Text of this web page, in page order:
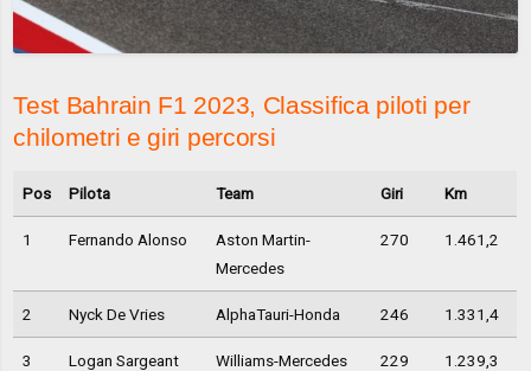
Test Bahrain F1 2023, Classifica piloti per
chilometri e giri percorsi
Pos Pilota Team Giri Km
1 Fernando Alonso
Aston Martin-
Mercedes
270 1.461,2
2 Nyck De Vries AlphaTauri-Honda 246 1.331,4
3 Logan Sargeant Williams-Mercedes 229 1.239,3